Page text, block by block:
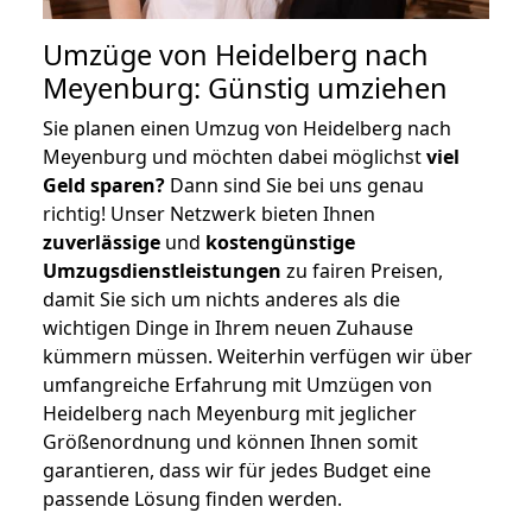
Umzüge von Heidelberg nach
Meyenburg: Günstig umziehen
Sie planen einen Umzug von Heidelberg nach
Meyenburg und möchten dabei möglichstviel
Geld sparen? Dann sind Sie bei uns genau
richtig! Unser Netzwerk bieten Ihnen
zuverlässige und kostengünstige
Umzugsdienstleistungen zu fairen Preisen,
damit Sie sich um nichts anderes als die
wichtigen Dinge in Ihrem neuen Zuhause
kümmern müssen. Weiterhin verfügen wir über
umfangreiche Erfahrung mit Umzügen von
Heidelberg nach Meyenburg mit jeglicher
Größenordnung und können Ihnen somit
garantieren, dass wir für jedes Budget eine
passende Lösung finden werden.